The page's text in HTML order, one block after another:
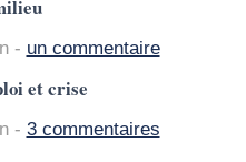
- un commentaire
et crise
- 3 commentaires